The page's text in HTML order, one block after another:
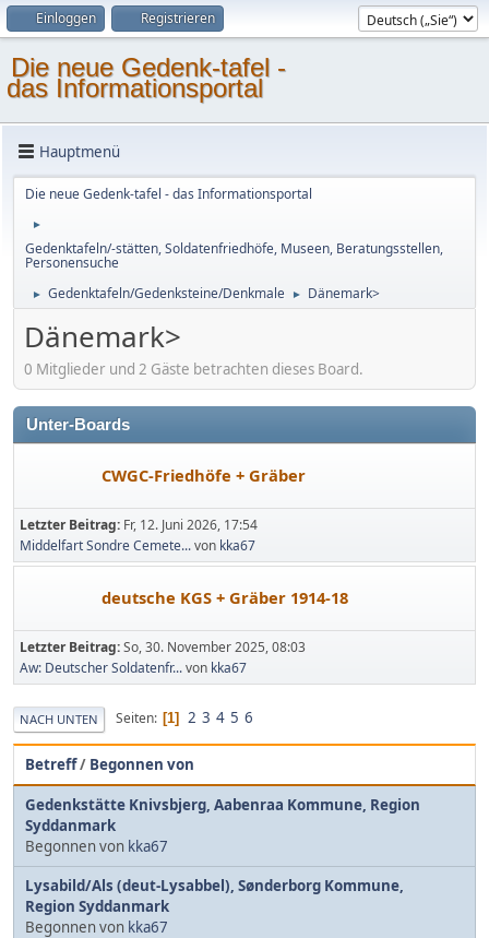
Einloggen Registrieren
Die neue Gedenk-tafel -
das Informationsportal
Hauptmenü
Die neue Gedenk-tafel - das Informationsportal
►
Gedenktafeln/-stätten, Soldatenfriedhöfe, Museen, Beratungsstellen,
Personensuche
► Gedenktafeln/Gedenksteine/Denkmale ► Dänemark>
Dänemark>
0 Mitglieder und 2 Gäste betrachten dieses Board.
Unter-Boards
CWGC-Friedhöfe + Gräber
Letzter Beitrag: Fr, 12. Juni 2026, 17:54
Middelfart Sondre Cemete...von kka67
deutsche KGS + Gräber 1914-18
Letzter Beitrag:So, 30. November 2025, 08:03
Aw: Deutscher Soldatenfr...von kka67
NACH UNTEN Seiten 1 2 3 4 5 6
Betreff/ Begonnen von
Gedenkstätte Knivsbjerg, Aabenraa Kommune, Region
Syddanmark
Begonnen von kka67
Lysabild/Als (deut-Lysabbel), Sønderborg Kommune,
Region Syddanmark
Begonnen von kka67